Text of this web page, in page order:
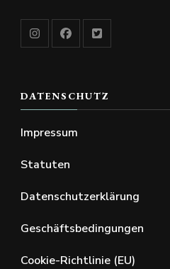
DATENSCHUTZ
Impressum
Statuten
Datenschutzerklärung
Geschäftsbedingungen
Cookie-Richtlinie (EU)